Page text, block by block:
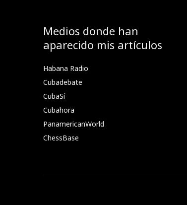
Medios donde han
aparecido mis artículos
Habana Radio
Cubadebate
CubaSí
Cubahora
PanamericanWorld
ChessBase